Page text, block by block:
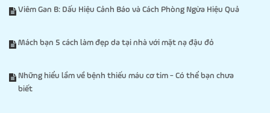
Viêm Gan B: Dấu Hiệu Cảnh Báo và Cách Phòng Ngừa Hiệu Quả
Mách bạn 5 cách làm đẹp da tại nhà với mặt nạ đậu đỏ
Những hiểu lầm về bệnh thiếu máu cơ tim - Có thể bạn chưa
biết